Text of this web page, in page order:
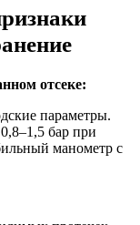
отсеке:
параметры.
бар при
манометр с